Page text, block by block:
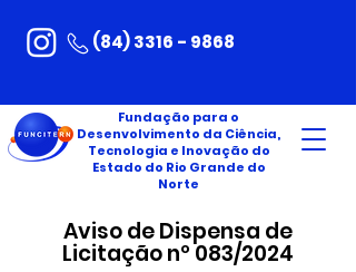
(84) 3316 - 9868
Fundação para o
Desenvolvimento da Ciência,
Tecnologia e Inovação do
Estado do Rio Grande do
Norte
Aviso de Dispensa de
Licitação nº 083/2024